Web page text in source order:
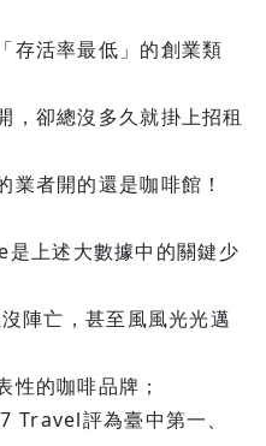
活率最低」的創業類
卻總沒多久就掛上招租
者開的還是咖啡館！
述大數據中的關鍵少
亡，甚至風風光光邁
的咖啡品牌；
評為臺中第一、